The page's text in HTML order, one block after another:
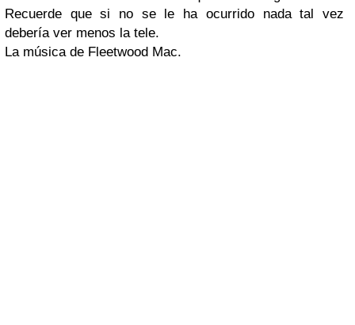
Recuerde que si no se le ha ocurrido nada tal vez
debería ver menos la tele.
La música de Fleetwood Mac.